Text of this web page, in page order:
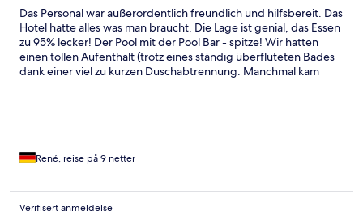
Das Personal war außerordentlich freundlich und hilfsbereit. Das
Hotel hatte alles was man braucht. Die Lage ist genial, das Essen
zu 95% lecker! Der Pool mit der Pool Bar - spitze! Wir hatten
einen tollen Aufenthalt (trotz eines ständig überfluteten Bades
dank einer viel zu kurzen Duschabtrennung. Manchmal kam
René, reise på 9 netter
Verifisert anmeldelse